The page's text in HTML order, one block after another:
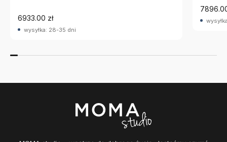
6933.00 zł
wysyłka: 28-35 dni